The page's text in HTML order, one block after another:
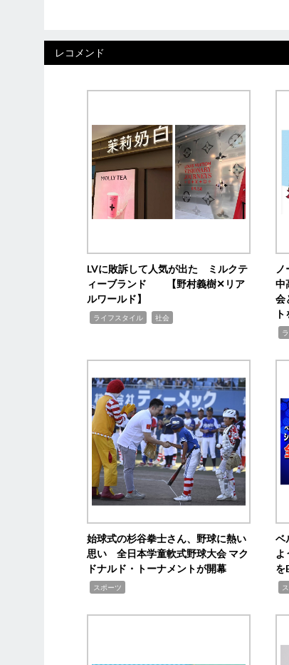
レコメンド
LVに敗訴して人気が出た ミルクテ
ィーブランド 【野村義樹✕リア
ルワールド】
ライフスタイル 社会
中
会
始球式の杉谷拳士さん、野球に熱い
思い 全日本学童軟式野球大会 マク
ドナルド・トーナメントが開幕
スポーツ
ベ
を